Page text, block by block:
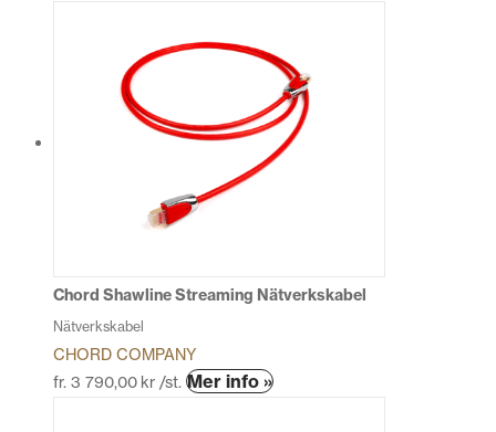
produktsidan
Chord Shawline Streaming Nätverkskabel
Nätverkskabel
CHORD COMPANY
fr. 3 790,00 kr /st. Mer info »Den